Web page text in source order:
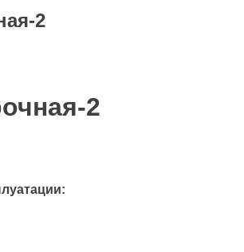
2
2